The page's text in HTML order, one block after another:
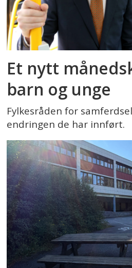
Et nytt
barn og unge
Fylkesråden for
endringen de har innført.